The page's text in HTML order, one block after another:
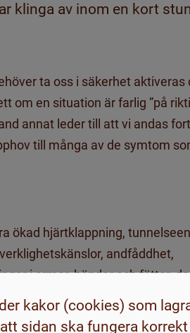
klinga av inom en kort
ta oss i säkerhet aktiveras
om en situation är farlig ”på
annat leder till att vi andas
till många av de symtom
ökad hjärtklappning,
andfåddhet,
i armar, händer och fötter,
rädsla att de ska svimma,
kakor (cookies) som
sidan ska fungera